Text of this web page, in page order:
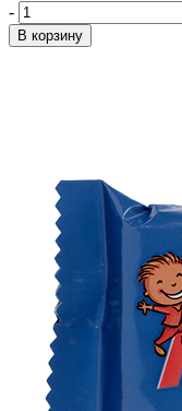
-
В корзину